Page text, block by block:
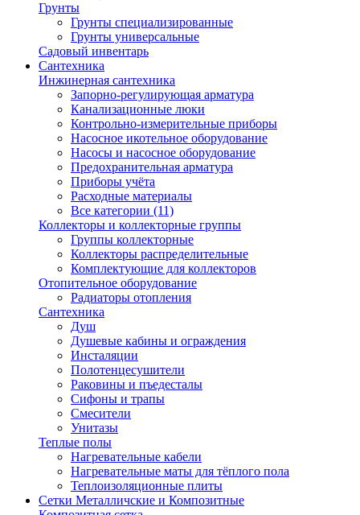
Грунты
Грунты специализированные
Грунты универсальные
Садовый инвентарь
Сантехника
Инжинерная сантехника
Запорно-регулирующая арматура
Канализационные люки
Контрольно-измерительные приборы
Насосное икотельное оборудование
Насосы и насосное оборудование
Предохранительная арматура
Приборы учёта
Расходные материалы
Все категории (11)
Коллекторы и коллекторные группы
Группы коллекторные
Коллекторы распределительные
Комплектующие для коллекторов
Отопительное оборудование
Радиаторы отопления
Сантехника
Душ
Душевые кабины и ограждения
Инсталяции
Полотенцесушители
Раковины и пъедесталы
Сифоны и трапы
Смесители
Унитазы
Теплые полы
Нагревательные кабели
Нагревательные маты для тёплого пола
Теплоизоляционные плиты
Сетки Металличские и Композитные